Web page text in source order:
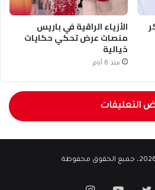
الأزياء الراقية في باريس
منصات عرض تحكي حكايات
خيالية
منذ 6 أيام
التعليقات